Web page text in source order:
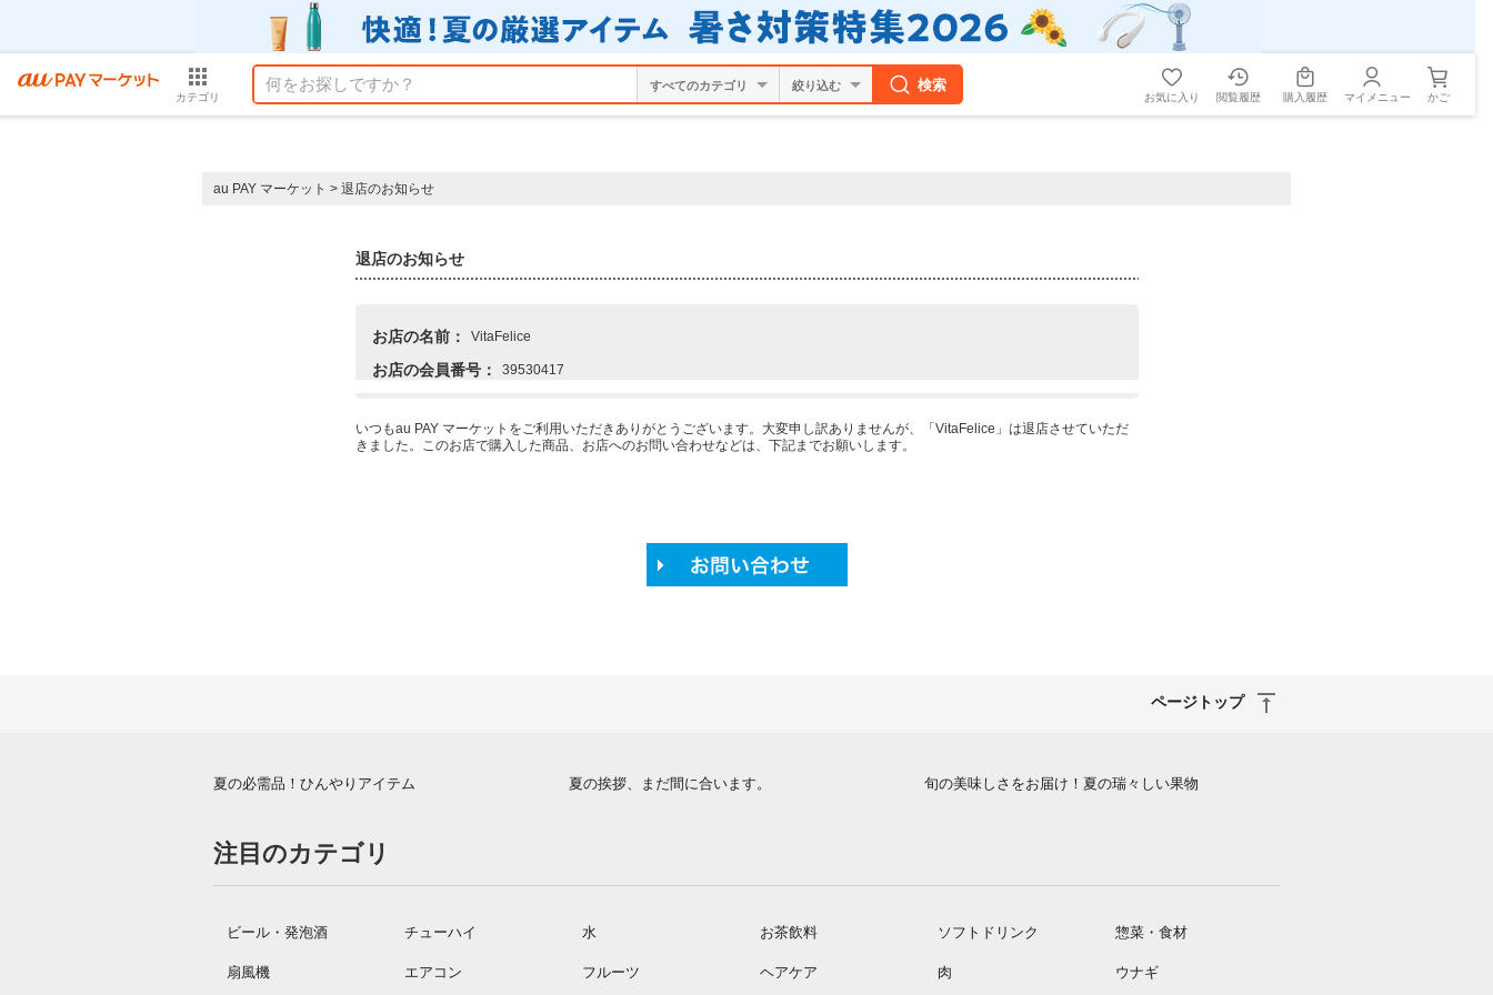
カテゴリ
絞り込む 検索
お気に入り 閲覧履歴 購入履歴 マイメニュー かご
au PAY マーケット > 退店のお知らせ
退店のお知らせ
お店の名前： VitaFelice
お店の会員番号： 39530417
いつもau PAY マーケットをご利用いただきありがとうございます。大変申し訳ありませんが、「VitaFelice」は退店させていただ
きました。このお店で購入した商品、お店へのお問い合わせなどは、下記までお願いします。
ページトップ
夏の必需品！ひんやりアイテム 夏の挨拶、まだ間に合います。 旬の美味しさをお届け！夏の瑞々しい果物
注目のカテゴリ
ビール・発泡酒 チューハイ 水 お茶飲料 ソフトドリンク 惣菜・食材
扇風機 エアコン フルーツ ヘアケア 肉 ウナギ